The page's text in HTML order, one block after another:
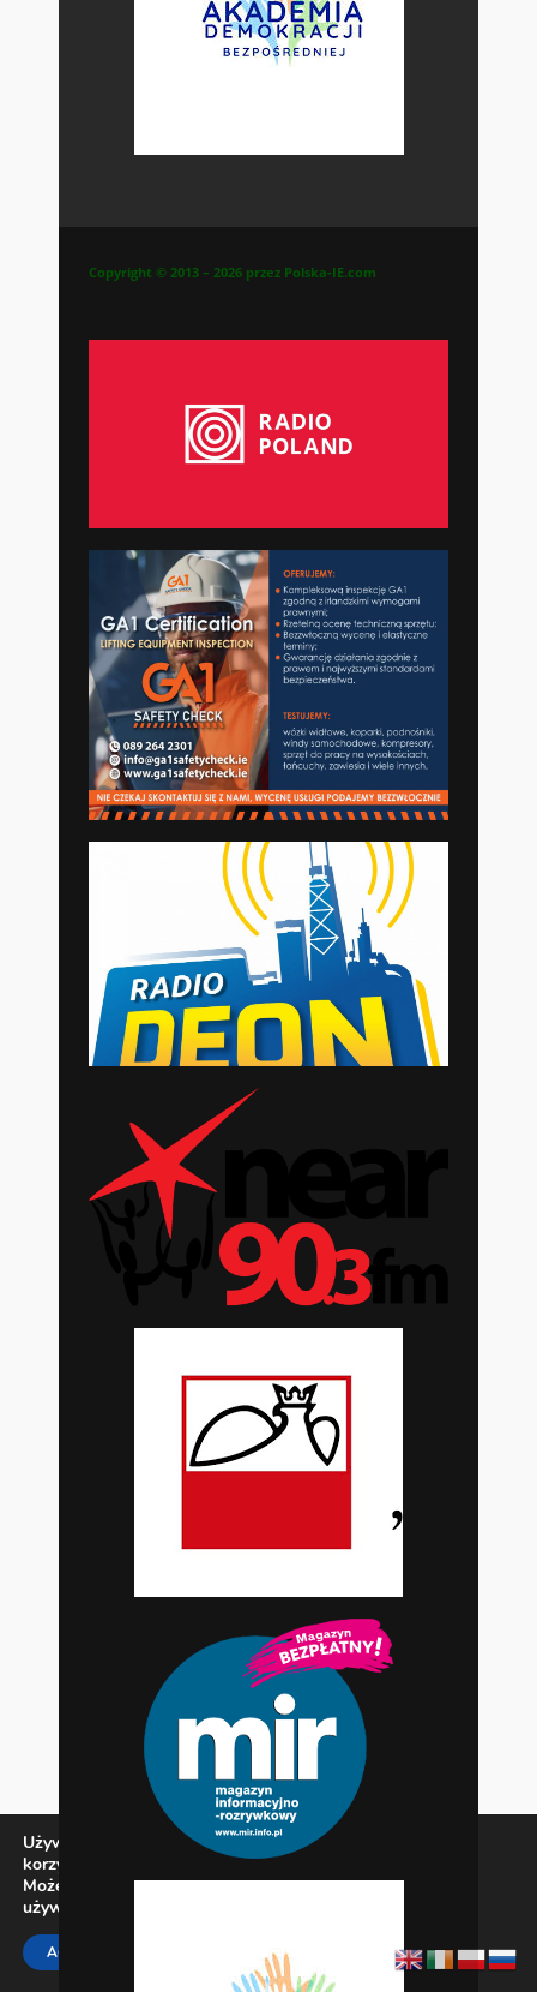
Używamy ciasteczek, aby zapewnić najlepszą jakość
korzystania z naszej witryny.
Możesz dowiedzieć się więcej o tym, jakich ciasteczek
używamy, lub wyłączyć je w
ACCEPT SETTINGS Zamknij panel
Copyright © 2013 – 2026 przez Polska-IE.com